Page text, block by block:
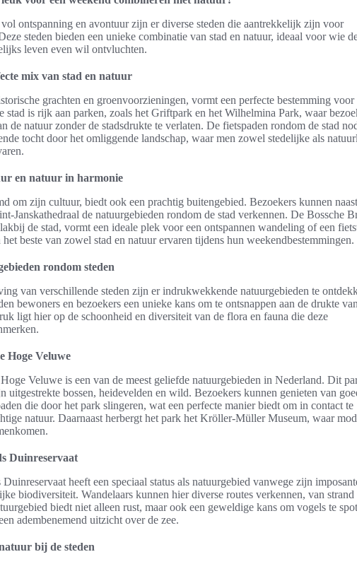
ontspanning en avontuur zijn er diverse steden die aantrekkelijk zijn voor
steden bieden een unieke combinatie van stad en natuur, ideaal voor wie
leven even wil ontvluchten.
mix van stad en natuur
grachten en groenvoorzieningen, vormt een perfecte bestemming voor
stad is rijk aan parken, zoals het Griftpark en het Wilhelmina Park, waar
de natuur zonder de stadsdrukte te verlaten. De fietspaden rondom de stad
tocht door het omliggende landschap, waar men zowel stedelijke als
en natuur in harmonie
om zijn cultuur, biedt ook een prachtig buitengebied. Bezoekers kunnen
Janskathedraal de natuurgebieden rondom de stad verkennen. De Bossche
de stad, vormt een ideale plek voor een ontspannen wandeling of een
beste van zowel stad en natuur ervaren tijdens hun weekendbestemmingen.
rondom steden
van verschillende steden zijn er indrukwekkende natuurgebieden te
bewoners en bezoekers een unieke kans om te ontsnappen aan de drukte
ligt hier op de schoonheid en diversiteit van de flora en fauna die deze
Hoge Veluwe
Veluwe is een van de meest geliefde natuurgebieden in Nederland. Dit
uitgestrekte bossen, heidevelden en wild. Bezoekers kunnen genieten van
die door het park slingeren, wat een perfecte manier biedt om in contact te
natuur. Daarnaast herbergt het park het Kröller-Müller Museum, waar
Duinreservaat
heeft een speciaal status als natuurgebied vanwege zijn
biodiversiteit. Wandelaars kunnen hier diverse routes verkennen, van strand
biedt niet alleen rust, maar ook een geweldige kans om vogels te
adembenemend uitzicht over de zee.
bij de steden